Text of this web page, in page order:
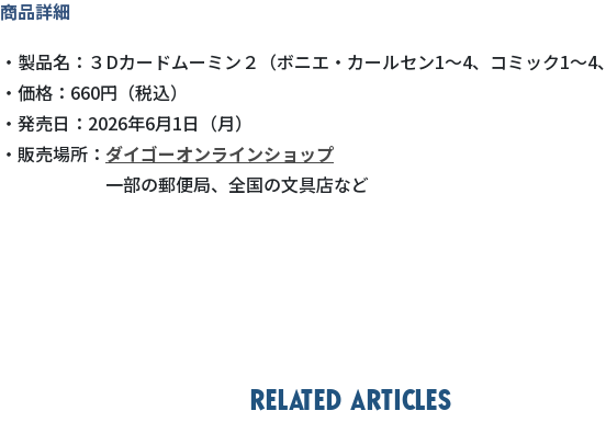
商品詳細
・製品名：３Dカードムーミン２（ボニエ・カールセン1～4、コミック1～4
・価格：660円（税込）
・発売日：2026年6月1日（月）
・販売場所： ダイゴーオンラインショップ
一部の郵便局、全国の文具店など
Related articles